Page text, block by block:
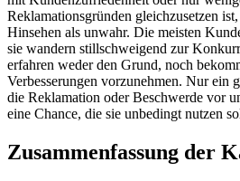
Reklamationsgründen gleichzusetzen
Hinsehen als unwahr. Die meisten
sie wandern stillschweigend zur
erfahren weder den Grund, noch
Verbesserungen vorzunehmen. Nur ein
die Reklamation oder Beschwerde vor
eine Chance, die sie unbedingt nutzen
Zusammenfassung der